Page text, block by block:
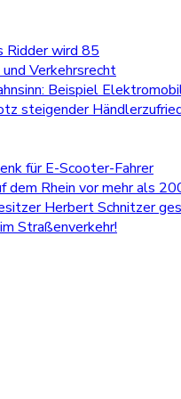
Ridder wird 85
Verkehrsrecht
Beispiel
steigender
für E-Scooter-Fahrer
Rhein vor mehr als
Herbert Schnitzer
Straßenverkehr!